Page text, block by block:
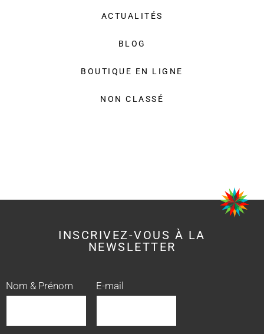
ACTUALITÉS
BLOG
BOUTIQUE EN LIGNE
NON CLASSÉ
INSCRIVEZ-VOUS À LA
NEWSLETTER
Nom & Prénom E-mail